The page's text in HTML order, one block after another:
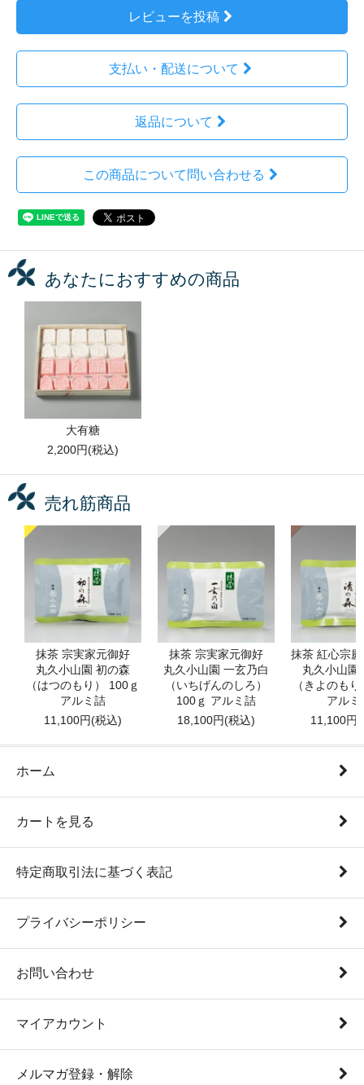
レビューを投稿
支払い・配送について
返品について
この商品について問い合わせる
あなたにおすすめの商品
大有糖
2,200円(税込)
売れ筋商品
抹茶 宗実家元御好
丸久小山園 初の森
（はつのもり） 100ｇ
アルミ詰
11,100円(税込)
抹茶 宗実家元御好
丸久小山園 一玄乃白
（いちげんのしろ）
100ｇ アルミ詰
18,100円(税込)
抹茶 紅心宗
丸久小山園
（きよのも
アルミ
11,100円(
ホーム
カートを見る
特定商取引法に基づく表記
プライバシーポリシー
お問い合わせ
マイアカウント
メルマガ登録・解除